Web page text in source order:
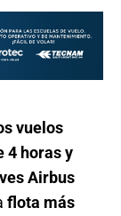
vuelos
4 horas y
Airbus
flota más